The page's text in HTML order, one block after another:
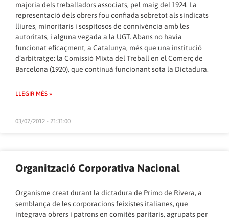
majoria dels treballadors associats, pel maig del 1924. La
representació dels obrers fou confiada sobretot als sindicats
lliures, minoritaris i sospitosos de connivència amb les
autoritats, i alguna vegada a la UGT. Abans no havia
funcionat eficaçment, a Catalunya, més que una institució
d’arbitratge: la Comissió Mixta del Treball en el Comerç de
Barcelona (1920), que continuà funcionant sota la Dictadura.
LLEGIR MÉS »
03/07/2012 - 21:31:00
Organització Corporativa Nacional
Organisme creat durant la dictadura de Primo de Rivera, a
semblança de les corporacions feixistes italianes, que
integrava obrers i patrons en comitès paritaris, agrupats per